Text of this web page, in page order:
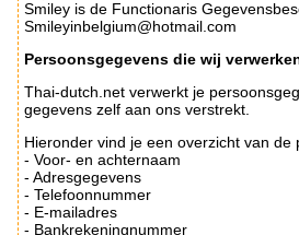
Smiley is de Functionaris
Smileyinbelgium@hotmail.com
Persoonsgegevens die wij
Thai-dutch.net verwerkt je
gegevens zelf aan ons verstrekt.
Hieronder vind je een overzicht van
- Voor- en achternaam
- Adresgegevens
- Telefoonnummer
- E-mailadres
- Bankrekeningnummer